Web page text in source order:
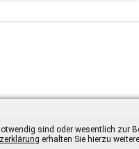
sind oder wesentlich zur
erhalten Sie hierzu